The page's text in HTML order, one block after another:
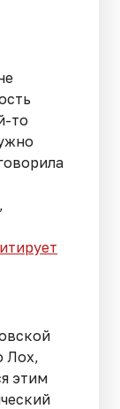
то
Лох,
этим